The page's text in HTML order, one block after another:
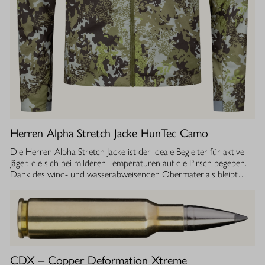
Herren Alpha Stretch Jacke HunTec Camo
Die Herren Alpha Stretch Jacke ist der ideale Begleiter für aktive
Jäger, die sich bei milderen Temperaturen auf die Pirsch begeben.
Dank des wind- und wasserabweisenden Obermaterials bleibt
leicht und dehnbar ist. Die geräuscharme Verarbeitung sorgt
dafür, dass Sie sich unbemerkt fortbewegen können. Die
luftdurchlässige Isolierung ermöglicht einen optimalen
Feuchtigkeitstransport, sodass Sie auch bei anstrengenden
Aktivitäten stets ein angenehmes Tragegefühl haben. Ob im
CDX – Copper Deformation Xtreme